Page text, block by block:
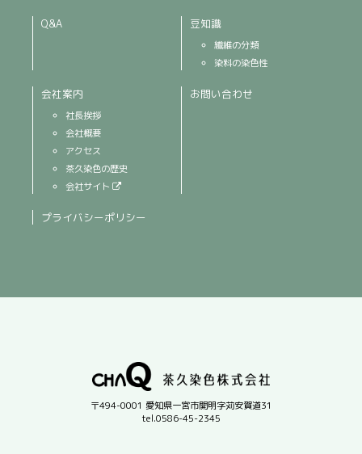
Q&A 豆知識
繊維の分類
染料の染色性
会社案内
社長挨拶
会社概要
アクセス
茶久染色の歴史
会社サイト
お問い合わせ
プライバシーポリシー
〒494-0001 愛知県一宮市開明字苅安賀道31
tel.0586-45-2345